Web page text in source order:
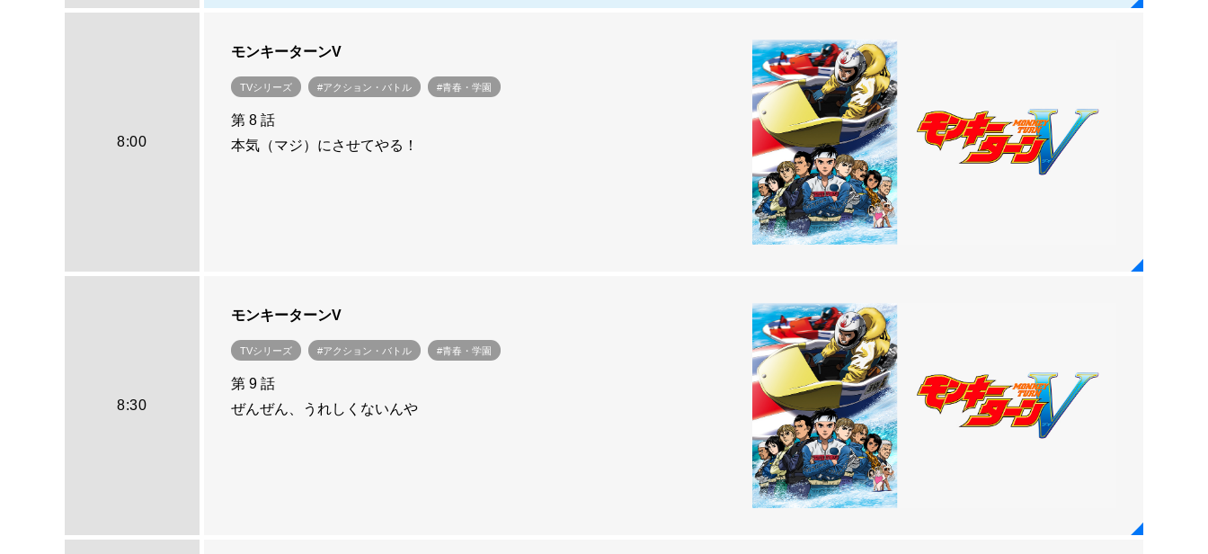
8:00
モンキーターンV
TVシリーズ #アクション・バトル #青春・学園
第 8 話
本気（マジ）にさせてやる！
8:30
モンキーターンV
TVシリーズ #アクション・バトル #青春・学園
第 9 話
ぜんぜん、うれしくないんや